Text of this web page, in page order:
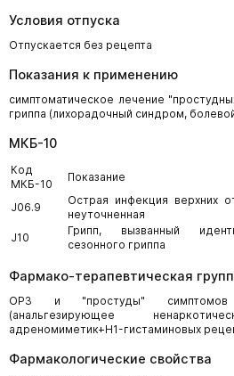
Условия отпуска
Отпускается без рецепта
Показания к применению
симптоматическое лечение
гриппа (лихорадочный синдром,
МКБ-10
Код
МКБ-10
Показание
J06.9
Острая инфекция верхних
неуточненная
J10
Грипп, вызванный
сезонного гриппа
Фармако-терапевтическая
ОРЗ и "простуды" симптомов
(анальгезирующее
адреномиметик+H1-гистаминовых
Фармакологические свойства